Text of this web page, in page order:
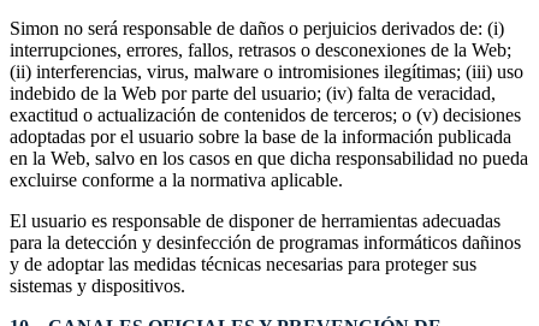
Simon no será responsable de daños o perjuicios derivados de: (i)
interrupciones, errores, fallos, retrasos o desconexiones de la Web;
(ii) interferencias, virus, malware o intromisiones ilegítimas; (iii) uso
indebido de la Web por parte del usuario; (iv) falta de veracidad,
exactitud o actualización de contenidos de terceros; o (v) decisiones
adoptadas por el usuario sobre la base de la información publicada
en la Web, salvo en los casos en que dicha responsabilidad no pueda
excluirse conforme a la normativa aplicable.
El usuario es responsable de disponer de herramientas adecuadas
para la detección y desinfección de programas informáticos dañinos
y de adoptar las medidas técnicas necesarias para proteger sus
sistemas y dispositivos.